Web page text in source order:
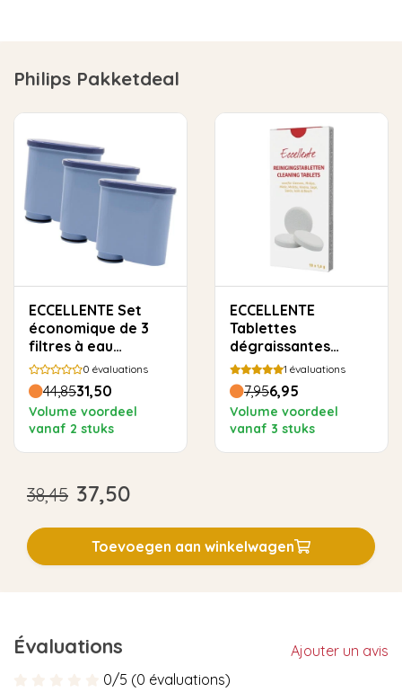
Philips Pakketdeal
ECCELLENTE Set
économique de 3
filtres à eau
AquaClean
compatibles avec
Philips Saeco
0 évaluations
44,8531,50
Volume voordeel
vanaf 2 stuks
ECCELLENTE
Tablettes
dégraissantes
Coffee Oil Remover
pour Philips Saeco -
10 pièces
1 évaluations
7,956,95
Volume voordeel
vanaf 3 stuks
38,45 37,50
Toevoegen aan winkelwagen
Évaluations
Ajouter un avis
0/5 (0 évaluations)